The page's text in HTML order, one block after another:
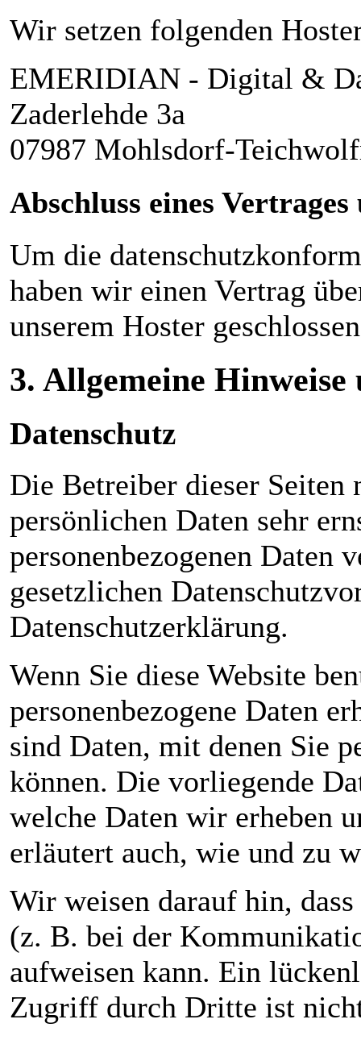
Wir setzen folgenden
EMERIDIAN - Digital &
Zaderlehde 3a
07987 Mohlsdorf-
Abschluss eines
Um die
haben wir einen Vertrag
unserem Hoster
3. Allgemeine
Datenschutz
Die Betreiber dieser Seiten
persönlichen Daten sehr
personenbezogenen Daten
gesetzlichen
Datenschutzerklärung.
Wenn Sie diese Website
personenbezogene Daten
sind Daten, mit denen Sie
können. Die vorliegende
welche Daten wir erheben
erläutert auch, wie und zu
Wir weisen darauf hin,
(z. B. bei der
aufweisen kann. Ein
Zugriff durch Dritte ist